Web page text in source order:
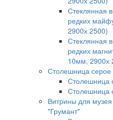
Стеклянная
редких
2900х 2500)
Стеклянная
редких
10мм, 2900х
Столешница
Столешница
Столешница
Витрины для
"Грумант"